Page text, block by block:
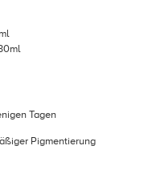
Tagen
Pigmentierung